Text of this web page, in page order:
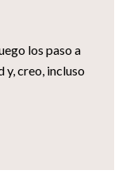
los paso a
y, creo, incluso